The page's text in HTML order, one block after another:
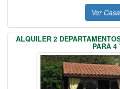
Ver
ALQUILER 2
PARA 4